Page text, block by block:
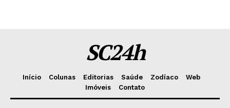
SC24h
Início Colunas Editorias Saúde Zodíaco
Web
Imóveis
Contato